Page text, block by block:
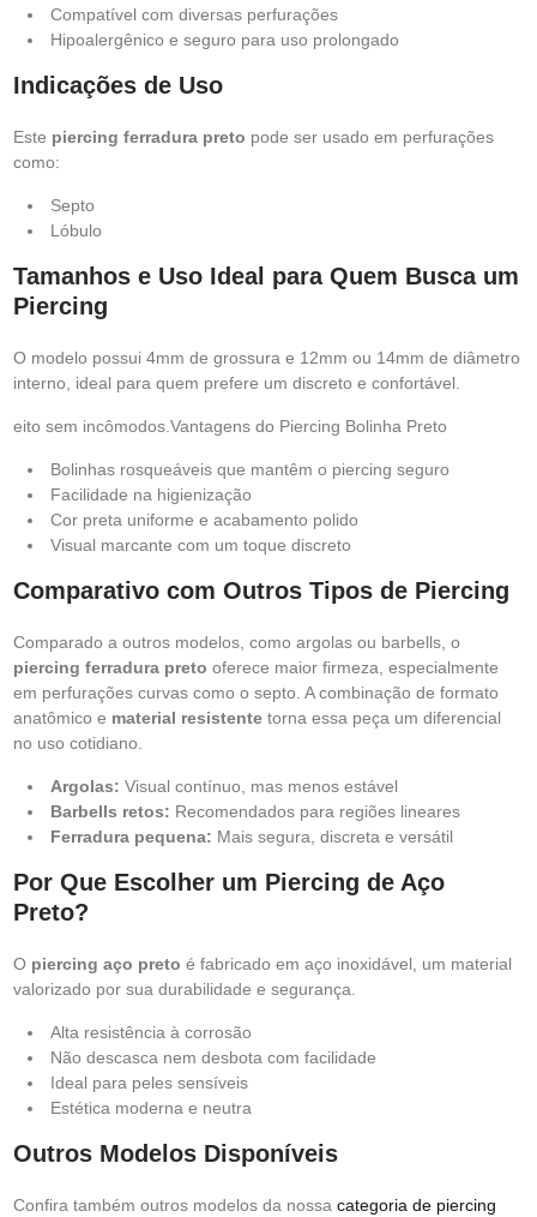
Compatível com diversas perfurações
Hipoalergênico e seguro para uso prolongado
Indicações de Uso
Este piercing ferradura preto pode ser usado em perfurações
como:
Septo
Lóbulo
Tamanhos e Uso Ideal para Quem Busca um
Piercing
O modelo possui 4mm de grossura e 12mm ou 14mm de diâmetro
interno, ideal para quem prefere um discreto e confortável.
eito sem incômodos.Vantagens do Piercing Bolinha Preto
Bolinhas rosqueáveis que mantêm o piercing seguro
Facilidade na higienização
Cor preta uniforme e acabamento polido
Visual marcante com um toque discreto
Comparativo com Outros Tipos de Piercing
Comparado a outros modelos, como argolas ou barbells, o
piercing ferradura preto oferece maior firmeza, especialmente
em perfurações curvas como o septo. A combinação de formato
anatômico e material resistente torna essa peça um diferencial
no uso cotidiano.
Argolas: Visual contínuo, mas menos estável
Barbells retos: Recomendados para regiões lineares
Ferradura pequena: Mais segura, discreta e versátil
Por Que Escolher um Piercing de Aço
Preto?
O piercing aço preto é fabricado em aço inoxidável, um material
valorizado por sua durabilidade e segurança.
Alta resistência à corrosão
Não descasca nem desbota com facilidade
Ideal para peles sensíveis
Estética moderna e neutra
Outros Modelos Disponíveis
Confira também outros modelos da nossa categoria de piercing